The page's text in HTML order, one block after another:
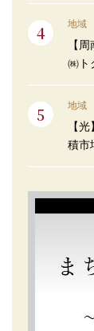
地域
【
㈱ト
地域
【
積市